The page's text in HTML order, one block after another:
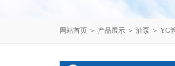
网站首页 ＞ 产品展示 ＞ 油泵 ＞ YG